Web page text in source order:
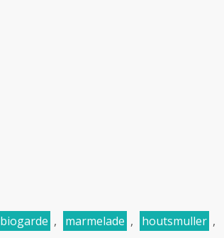
biogarde , marmelade , houtsmuller ,